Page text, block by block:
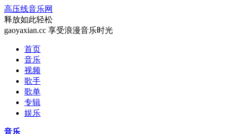
高压线音乐网
释放如此轻松
gaoyaxian.cc 享受浪漫音乐时光
首页
音乐
视频
歌手
歌单
专辑
娱乐
音乐